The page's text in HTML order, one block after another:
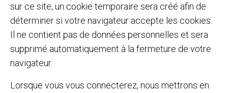
sur ce site, un cookie temporaire sera créé afin de
déterminer si votre navigateur accepte les cookies.
Il ne contient pas de données personnelles et sera
supprimé automatiquement à la fermeture de votre
navigateur.
Lorsque vous vous connecterez, nous mettrons en